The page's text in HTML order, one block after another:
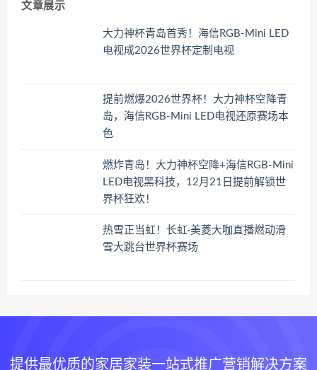
文章展示
大力神杯青岛首秀！海信RGB-Mini LED
电视成2026世界杯定制电视
提前燃爆2026世界杯！大力神杯空降青
岛，海信RGB-Mini LED电视还原赛场本
色
燃炸青岛！大力神杯空降+海信RGB-Mini
LED电视黑科技，12月21日提前解锁世
界杯狂欢！
热雪正当虹！长虹·美菱大咖直播燃动滑
雪大跳台世界杯赛场
提供最优质的家居家装一站式推广营销解决方案